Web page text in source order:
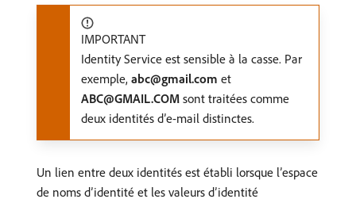
IMPORTANT
Identity Service est sensible à la casse. Par
exemple, abc@gmail.com et
ABC@GMAIL.COM sont traitées comme
deux identités d’e-mail distinctes.
Un lien entre deux identités est établi lorsque l’espace
de noms d’identité et les valeurs d’identité